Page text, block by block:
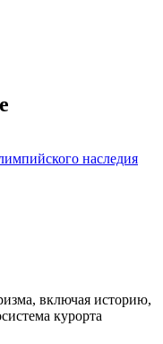
наследия
включая историю,
курорта